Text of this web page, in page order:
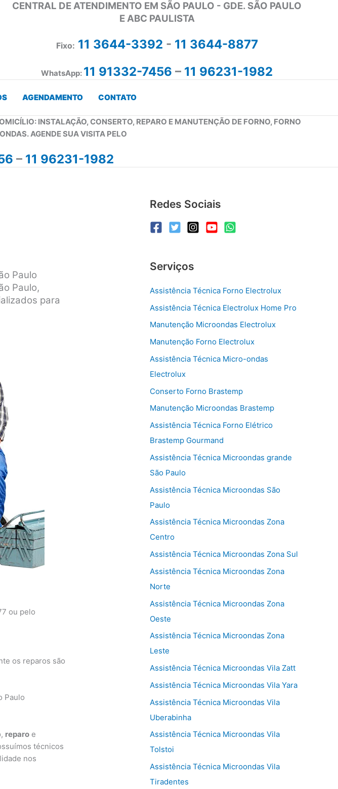
CENTRAL DE ATENDIMENTO EM SÃO PAULO - GDE. SÃO PAULO
E ABC PAULISTA
Fixo: 11 3644-3392 - 11 3644-8877
WhatsApp: 11 91332-7456 – 11 96231-1982
AGENDAMENTO CONTATO
INSTALAÇÃO, CONSERTO, REPARO E MANUTENÇÃO DE FORNO, FORNO
AGENDE SUA VISITA PELO
– 11 96231-1982
Paulo
Paulo,
para
ou pelo
os reparos são
Paulo
reparo e
técnicos
nos
Redes Sociais
Serviços
Assistência Técnica Forno Electrolux
Assistência Técnica Electrolux Home Pro
Manutenção Microondas Electrolux
Manutenção Forno Electrolux
Assistência Técnica Micro-ondas
Electrolux
Conserto Forno Brastemp
Manutenção Microondas Brastemp
Assistência Técnica Forno Elétrico
Brastemp Gourmand
Assistência Técnica Microondas grande
São Paulo
Assistência Técnica Microondas São
Paulo
Assistência Técnica Microondas Zona
Centro
Assistência Técnica Microondas Zona Sul
Assistência Técnica Microondas Zona
Norte
Assistência Técnica Microondas Zona
Oeste
Assistência Técnica Microondas Zona
Leste
Assistência Técnica Microondas Vila Zatt
Assistência Técnica Microondas Vila Yara
Assistência Técnica Microondas Vila
Uberabinha
Assistência Técnica Microondas Vila
Tolstoi
Assistência Técnica Microondas Vila
Tiradentes